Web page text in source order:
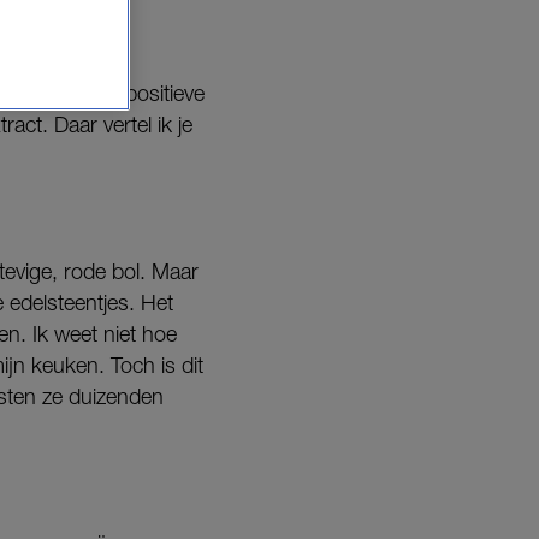
is dat
een positieve
Daar vertel ik je
rode bol. Maar
Het
Ik weet niet hoe
keuken. Toch is dit
ze duizenden